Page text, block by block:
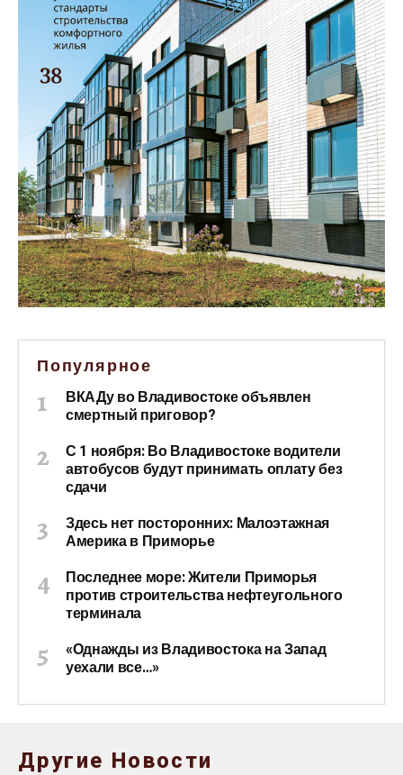
Популярное
ВКАДу во Владивостоке объявлен
смертный приговор?
С 1 ноября: Во Владивостоке водители
автобусов будут принимать оплату без
сдачи
Здесь нет посторонних: Малоэтажная
Америка в Приморье
Последнее море: Жители Приморья
против строительства нефтеугольного
терминала
«Однажды из Владивостока на Запад
уехали все…»
Другие Новости